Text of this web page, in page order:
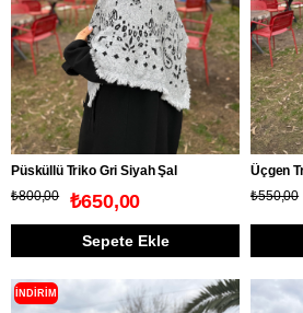
Püsküllü Triko Gri Siyah Şal
₺650,00
₺800,00
Sepete Ekle
Üçgen
₺550,00
İNDIRIM